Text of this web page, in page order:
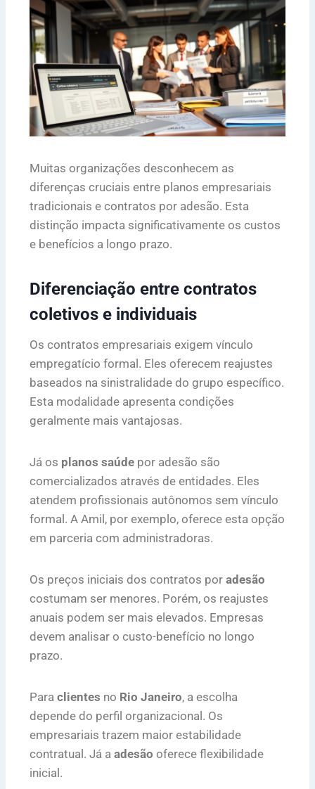
Muitas organizações desconhecem as
diferenças cruciais entre planos empresariais
tradicionais e contratos por adesão. Esta
distinção impacta significativamente os custos
e benefícios a longo prazo.
Diferenciação entre contratos
coletivos e individuais
Os contratos empresariais exigem vínculo
empregatício formal. Eles oferecem reajustes
baseados na sinistralidade do grupo específico.
Esta modalidade apresenta condições
geralmente mais vantajosas.
Já os planos saúde por adesão são
comercializados através de entidades. Eles
atendem profissionais autônomos sem vínculo
formal. A Amil, por exemplo, oferece esta opção
em parceria com administradoras.
Os preços iniciais dos contratos por adesão
costumam ser menores. Porém, os reajustes
anuais podem ser mais elevados. Empresas
devem analisar o custo-benefício no longo
prazo.
Para clientes no Rio Janeiro, a escolha
depende do perfil organizacional. Os
empresariais trazem maior estabilidade
contratual. Já a adesão oferece flexibilidade
inicial.